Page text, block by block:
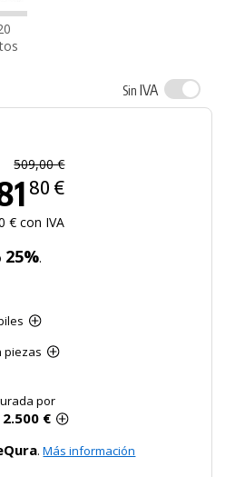
Sin IVA
509,00 €
80 €
€ con IVA
25%.
piezas
por
2.500 €
.Más información